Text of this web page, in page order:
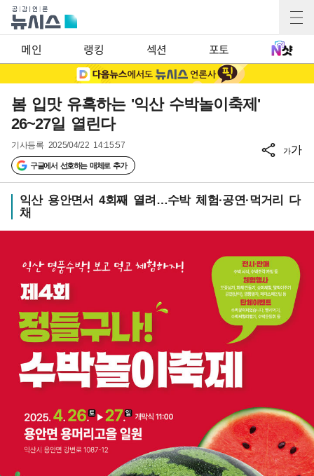
메인 랭킹 섹션 포토
봄 입맛 유혹하는 '익산 수박놀이축제'
26~27일 열린다
기사등록 2025/04/22 14:15:57
구글에서 선호하는 매체로 추가
가가
익산 용안면서 4회째 열려…수박 체험·공연·먹거리 다
채